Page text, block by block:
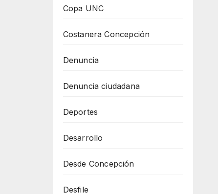
Copa UNC
Costanera Concepción
Denuncia
Denuncia ciudadana
Deportes
Desarrollo
Desde Concepción
Desfile